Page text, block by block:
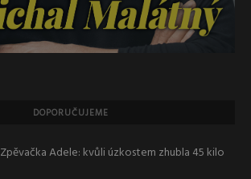
DOPORUČUJEME
Zpěvačka Adele: kvůli úzkostem zhubla 45 kilo